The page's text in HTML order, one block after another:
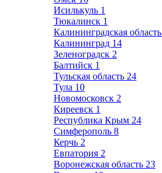
Исилькуль 1
Тюкалинск 1
Калининградская область
Калининград 14
Зеленоградск 2
Балтийск 1
Тульская область 24
Тула 10
Новомосковск 2
Киреевск 1
Республика Крым 24
Симферополь 8
Керчь 2
Евпатория 2
Воронежская область 23